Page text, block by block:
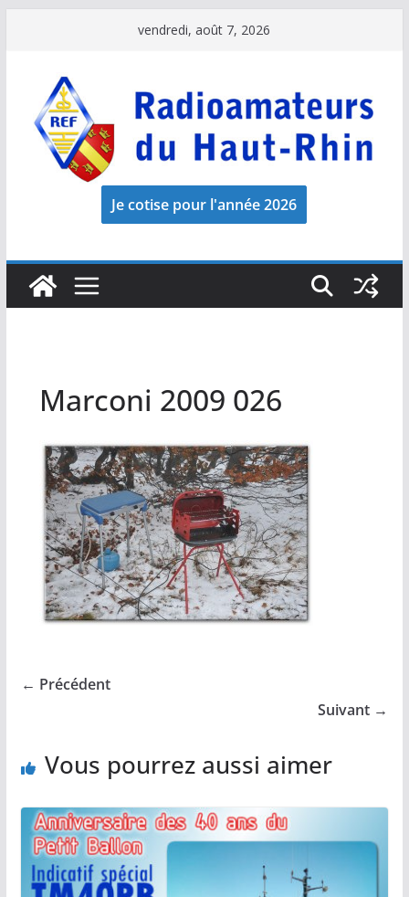
contenu
vendredi, août 7, 2026
Marconi 2009 026
← Précédent
Suivant →
Vous pourrez aussi aimer